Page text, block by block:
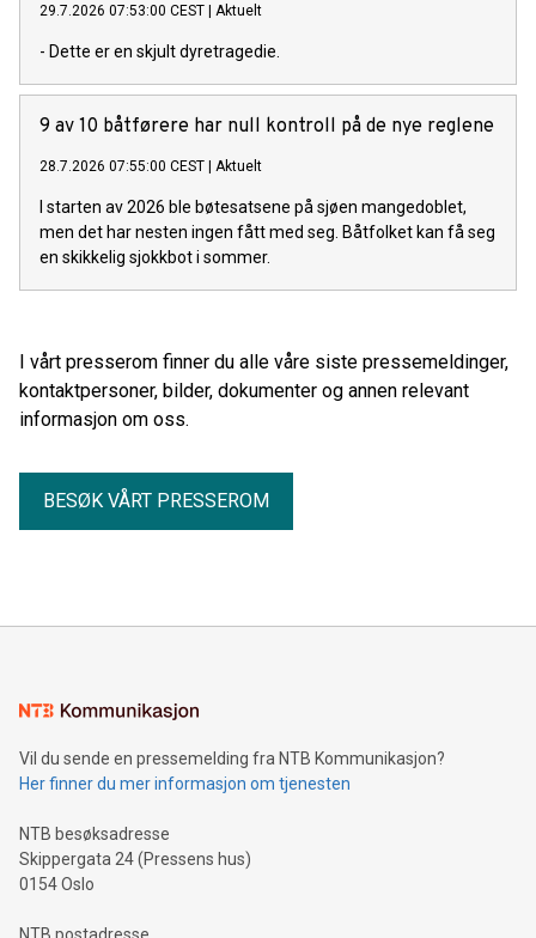
29.7.2026 07:53:00 CEST | Aktuelt
- Dette er en skjult dyretragedie.
9 av 10 båtførere har null kontroll på de nye reglene
28.7.2026 07:55:00 CEST | Aktuelt
I starten av 2026 ble bøtesatsene på sjøen mangedoblet,
men det har nesten ingen fått med seg. Båtfolket kan få seg
en skikkelig sjokkbot i sommer.
I vårt presserom finner du alle våre siste pressemeldinger,
kontaktpersoner, bilder, dokumenter og annen relevant
informasjon om oss.
BESØK VÅRT PRESSEROM
Vil du sende en pressemelding fra NTB Kommunikasjon?
Her finner du mer informasjon om tjenesten
NTB besøksadresse
Skippergata 24 (Pressens hus)
0154 Oslo
NTB postadresse